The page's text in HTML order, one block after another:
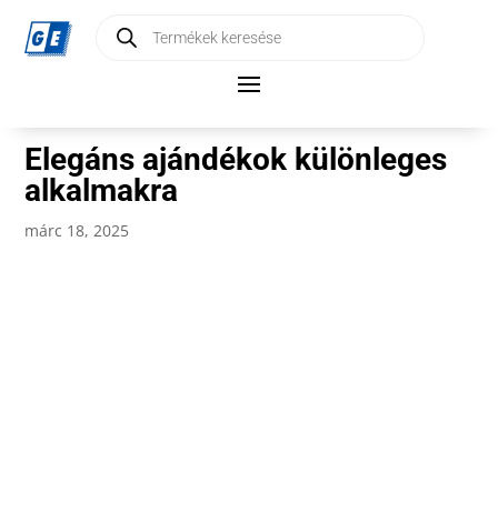
search
Elegáns ajándékok különleges
alkalmakra
márc 18, 2025